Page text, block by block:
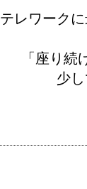
テレワーク
「座り
少